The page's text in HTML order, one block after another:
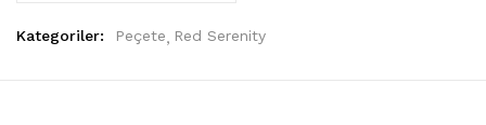
Kategoriler: Peçete Red Serenity